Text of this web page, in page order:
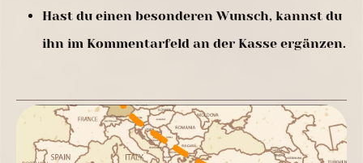
Hast du einen besonderen Wunsch, kannst du
ihn im Kommentarfeld an der Kasse ergänzen.